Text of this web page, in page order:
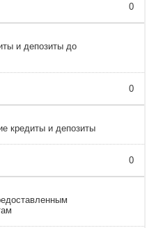
0
и депозиты до
0
кредиты и депозиты
0